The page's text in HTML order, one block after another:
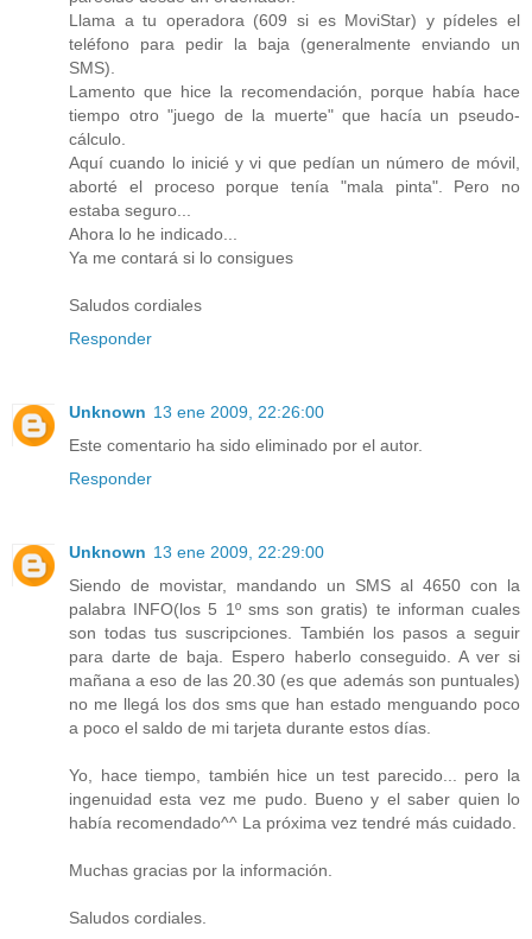
Llama a tu operadora (609 si es MoviStar) y pídeles el
teléfono para pedir la baja (generalmente enviando un
SMS).
Lamento que hice la recomendación, porque había hace
tiempo otro "juego de la muerte" que hacía un pseudo-
cálculo.
Aquí cuando lo inicié y vi que pedían un número de móvil,
aborté el proceso porque tenía "mala pinta". Pero no
estaba seguro...
Ahora lo he indicado...
Ya me contará si lo consigues
Saludos cordiales
Responder
Unknown 13 ene 2009, 22:26:00
Este comentario ha sido eliminado por el autor.
Responder
Unknown 13 ene 2009, 22:29:00
Siendo de movistar, mandando un SMS al 4650 con la
palabra INFO(los 5 1º sms son gratis) te informan cuales
son todas tus suscripciones. También los pasos a seguir
para darte de baja. Espero haberlo conseguido. A ver si
mañana a eso de las 20.30 (es que además son puntuales)
no me llegá los dos sms que han estado menguando poco
a poco el saldo de mi tarjeta durante estos días.
Yo, hace tiempo, también hice un test parecido... pero la
ingenuidad esta vez me pudo. Bueno y el saber quien lo
había recomendado^^ La próxima vez tendré más cuidado.
Muchas gracias por la información.
Saludos cordiales.